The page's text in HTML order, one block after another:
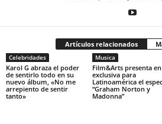
Artículos relacionados
Celebridades
Karol G abraza el poder
de sentirlo todo en su
nuevo álbum, «No me
arrepiento de sentir
tanto»
Musica
Film&Arts presenta en
exclusiva para
Latinoamérica el
“Graham Norton y
Madonna”